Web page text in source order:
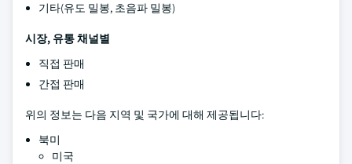
기타(유도 밀봉, 초음파 밀봉)
시장, 유통 채널별
직접 판매
간접 판매
위의 정보는 다음 지역 및 국가에 대해 제공됩니다:
북미
미국